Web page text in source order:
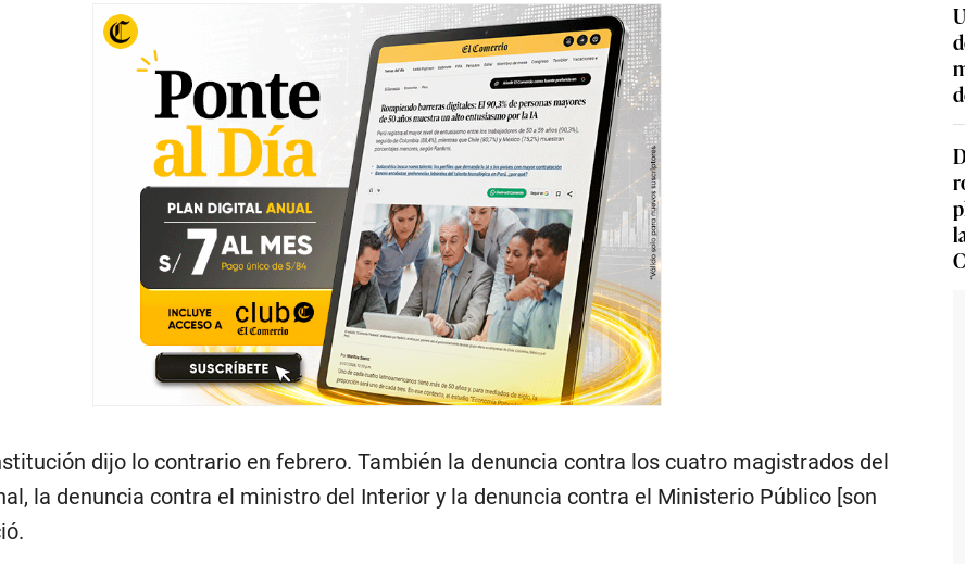
dijo lo contrario en febrero. También la denuncia contra los cuatro magistrados del
la denuncia contra el ministro del Interior y la denuncia contra el Ministerio Público [son